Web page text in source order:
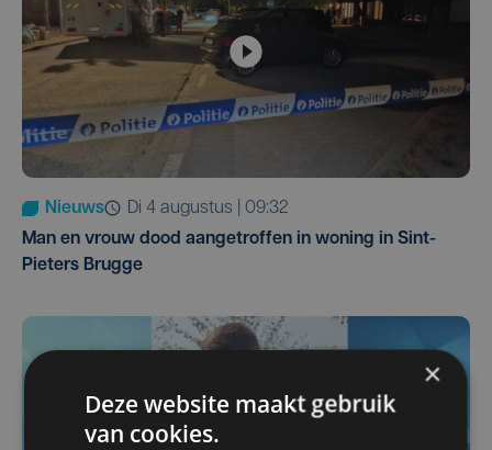
Nieuws
di 4 augustus | 09:32
Man en vrouw dood aangetroffen in woning in Sint-
Pieters Brugge
×
Deze website maakt gebruik
van cookies.